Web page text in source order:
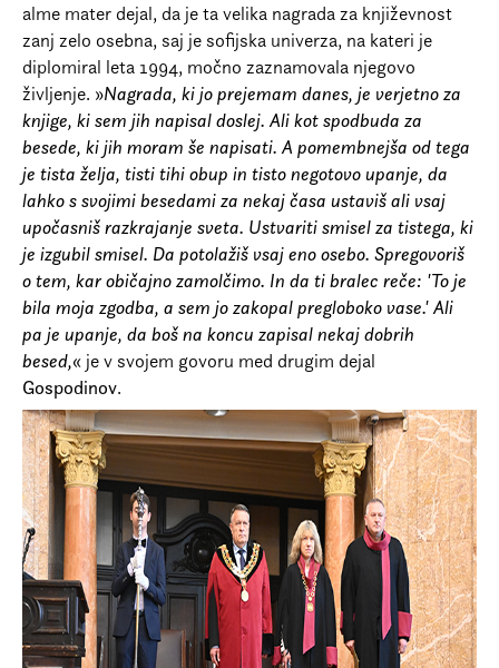
alme mater dejal, da je ta velika nagrada za književnost
zanj zelo osebna, saj je sofijska univerza, na kateri je
diplomiral leta 1994, močno zaznamovala njegovo
življenje. »Nagrada, ki jo prejemam danes, je verjetno za
knjige, ki sem jih napisal doslej. Ali kot spodbuda za
besede, ki jih moram še napisati. A pomembnejša od tega
je tista želja, tisti tihi obup in tisto negotovo upanje, da
lahko s svojimi besedami za nekaj časa ustaviš ali vsaj
upočasniš razkrajanje sveta. Ustvariti smisel za tistega, ki
je izgubil smisel. Da potolažiš vsaj eno osebo. Spregovoriš
o tem, kar običajno zamolčimo. In da ti bralec reče: 'To je
bila moja zgodba, a sem jo zakopal pregloboko vase.' Ali
pa je upanje, da boš na koncu zapisal nekaj dobrih
besed,« je v svojem govoru med drugim dejal
Gospodinov.